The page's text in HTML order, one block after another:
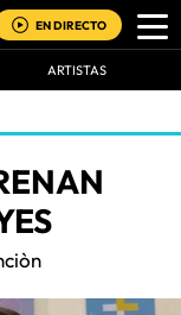
EN DIRECTO
ARTISTAS